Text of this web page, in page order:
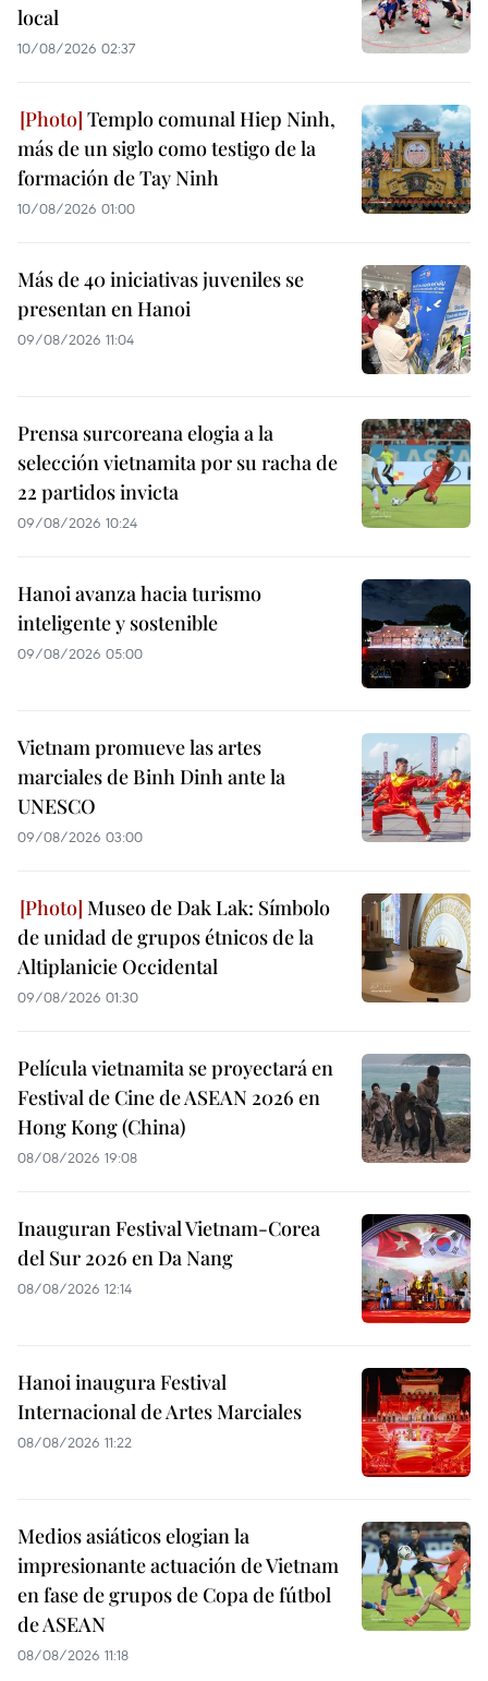
local
10/08/2026 02:37
Templo comunal Hiep Ninh,
más de un siglo como testigo de la
formación de Tay Ninh
10/08/2026 01:00
Más de 40 iniciativas juveniles se
presentan en Hanoi
09/08/2026 11:04
Prensa surcoreana elogia a la
selección vietnamita por su racha de
22 partidos invicta
09/08/2026 10:24
Hanoi avanza hacia turismo
inteligente y sostenible
09/08/2026 05:00
Vietnam promueve las artes
marciales de Binh Dinh ante la
UNESCO
09/08/2026 03:00
Museo de Dak Lak: Símbolo
de unidad de grupos étnicos de la
Altiplanicie Occidental
09/08/2026 01:30
Película vietnamita se proyectará en
Festival de Cine de ASEAN 2026 en
Hong Kong (China)
08/08/2026 19:08
Inauguran Festival Vietnam-Corea
del Sur 2026 en Da Nang
08/08/2026 12:14
Hanoi inaugura Festival
Internacional de Artes Marciales
08/08/2026 11:22
Medios asiáticos elogian la
impresionante actuación de Vietnam
en fase de grupos de Copa de fútbol
de ASEAN
08/08/2026 11:18